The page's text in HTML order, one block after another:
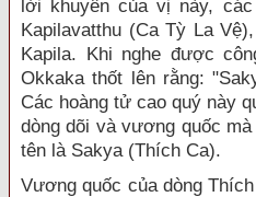
lời khuyên của vị này,
Kapilavatthu (Ca Tỳ La
Kapila. Khi nghe được
Okkaka thốt lên rằng:
Các hoàng tử cao quý này
dòng dõi và vương quốc
tên là Sakya (Thích Ca).
Vương quốc của dòng